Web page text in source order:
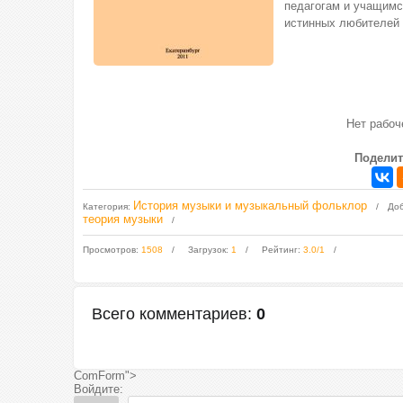
педагогам и
истинных
Нет
Категория: История музыки и музыкальный фольклор
теория музыки
Просмотров: 1508 Загрузок: 1 Рейтинг: 3.0/1
Всего комментариев: 0
ComForm">
Войдите: